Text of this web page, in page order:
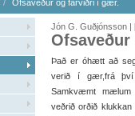
Ofsaveður og fárviðri í gær.
Jón G. Guðjónsson |
Það er óhætt að
verið í gær,frá
Samkvæmt mælum
veðrið orðið